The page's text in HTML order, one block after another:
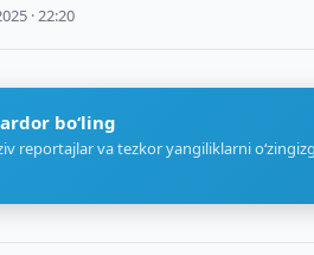
· 22:20
bo‘ling
reportajlar va tezkor yangiliklarni